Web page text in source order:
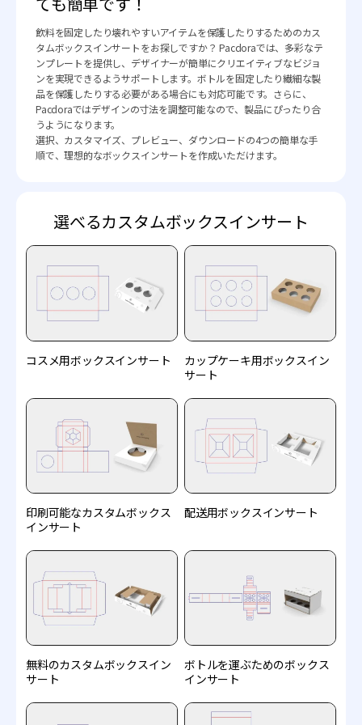
飲料を固定したり壊れやすいアイテムを保護したりするためのカス
タムボックスインサートをお探しですか？ Pacdoraでは、多彩なテ
ンプレートを提供し、デザイナーが簡単にクリエイティブなビジョ
ンを実現できるようサポートします。ボトルを固定したり繊細な製
品を保護したりする必要がある場合にも対応可能です。さらに、
Pacdoraではデザインの寸法を調整可能なので、製品にぴったり合
うようになります。
選択、カスタマイズ、プレビュー、ダウンロードの4つの簡単な手
順で、理想的なボックスインサートを作成いただけます。
選べるカスタムボックスインサート
コスメ用ボックスインサート
カップケーキ用ボックスイン
サート
印刷可能なカスタムボックス
インサート
配送用ボックスインサート
無料のカスタムボックスイン
サート
ボトルを運ぶためのボックス
インサート